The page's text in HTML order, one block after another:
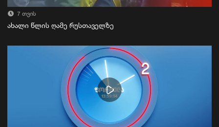
7 თვის
ახალი წლის ღამე რუსთაველზე